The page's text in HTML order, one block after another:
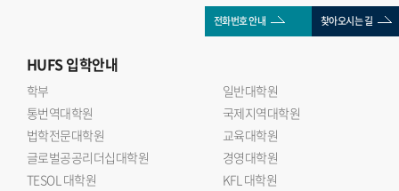
전화번호 안내 찾아오시는 길
HUFS입학안내
학부
일반대학원
통번역대학원
국제지역대학원
법학전문대학원
교육대학원
글로벌공공리더십대학원
경영대학원
TESOL 대학원
KFL 대학원